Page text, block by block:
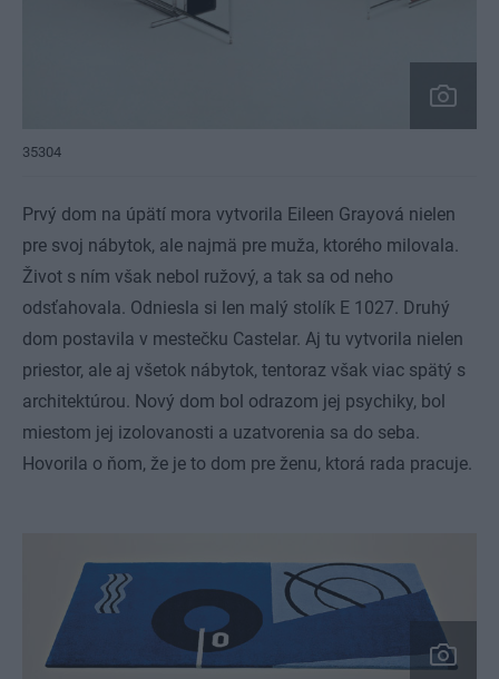
35304
Prvý dom na úpätí mora vytvorila Eileen Grayová nielen
pre svoj nábytok, ale najmä pre muža, ktorého milovala.
Život s ním však nebol ružový, a tak sa od neho
odsťahovala. Odniesla si len malý stolík E 1027. Druhý
dom postavila v mestečku Castelar. Aj tu vytvorila nielen
priestor, ale aj všetok nábytok, tentoraz však viac spätý s
architektúrou. Nový dom bol odrazom jej psychiky, bol
miestom jej izolovanosti a uzatvorenia sa do seba.
Hovorila o ňom, že je to dom pre ženu, ktorá rada pracuje.